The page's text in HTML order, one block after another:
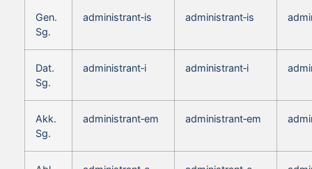
Gen.
Sg.
administrant‑is administrant‑is
Dat.
Sg.
administrant‑i administrant‑i
Akk.
Sg.
administrant‑em administrant‑em